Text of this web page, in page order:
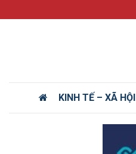
KINH TẾ – XÃ HỘI